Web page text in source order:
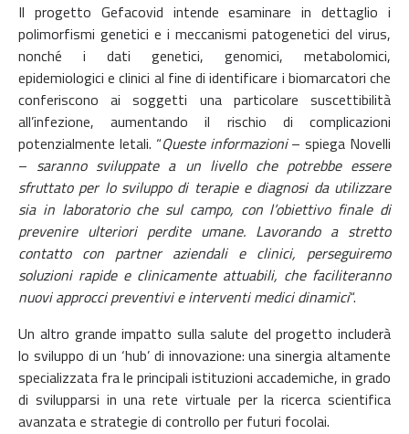
Il progetto Gefacovid intende esaminare in dettaglio i
polimorfismi genetici e i meccanismi patogenetici del virus,
nonché i dati genetici, genomici, metabolomici,
epidemiologici e clinici al fine di identificare i biomarcatori che
conferiscono ai soggetti una particolare suscettibilità
all’infezione, aumentando il rischio di complicazioni
potenzialmente letali. “Queste informazioni– spiega Novelli
– saranno sviluppate a un livello che potrebbe essere
sfruttato per lo sviluppo di terapie e diagnosi da utilizzare
sia in laboratorio che sul campo, con l’obiettivo finale di
prevenire ulteriori perdite umane. Lavorando a stretto
contatto con partner aziendali e clinici, perseguiremo
soluzioni rapide e clinicamente attuabili, che faciliteranno
nuovi approcci preventivi e interventi medici dinamici“.
Un altro grande impatto sulla salute del progetto includerà
lo sviluppo di un ‘hub’ di innovazione: una sinergia altamente
specializzata fra le principali istituzioni accademiche, in grado
di svilupparsi in una rete virtuale per la ricerca scientifica
avanzata e strategie di controllo per futuri focolai.